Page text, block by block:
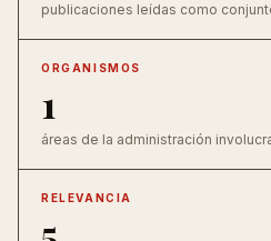
publicaciones leídas como
ORGANISMOS
1
áreas de la administración
RELEVANCIA